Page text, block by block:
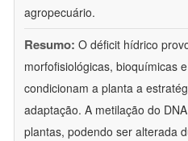
agropecuário.
Resumo: O déficit hídrico
morfofisiológicas, bioquímicas
condicionam a planta a
adaptação. A metilação do
plantas, podendo ser alterada